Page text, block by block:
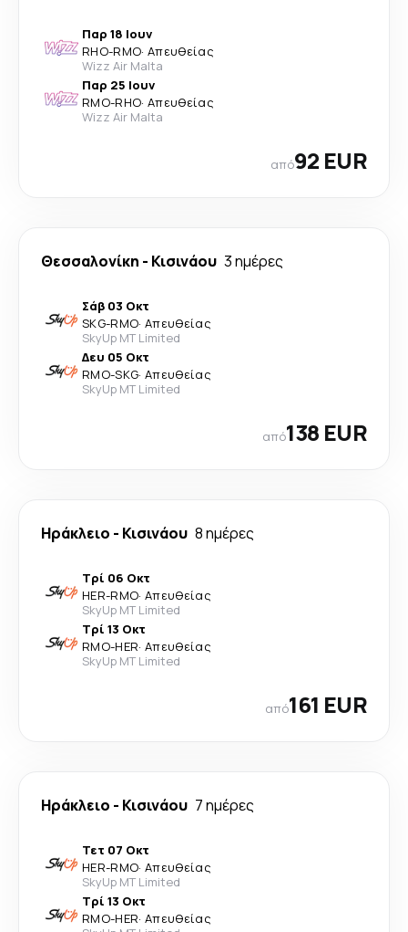
Παρ 18 Ιουν
RHO-RMO· Απευθείας
Wizz Air Malta
Παρ 25 Ιουν
RMO-RHO· Απευθείας
Wizz Air Malta
από92 EUR
Θεσσαλονίκη - Κισινάου 3 ημέρες
Σάβ 03 Οκτ
SKG-RMO· Απευθείας
SkyUp MT Limited
Δευ 05 Οκτ
RMO-SKG· Απευθείας
SkyUp MT Limited
από138 EUR
Ηράκλειο - Κισινάου 8 ημέρες
Τρί 06 Οκτ
HER-RMO· Απευθείας
SkyUp MT Limited
Τρί 13 Οκτ
RMO-HER· Απευθείας
SkyUp MT Limited
από161 EUR
Ηράκλειο - Κισινάου 7 ημέρες
Τετ 07 Οκτ
HER-RMO· Απευθείας
SkyUp MT Limited
Τρί 13 Οκτ
RMO-HER· Απευθείας